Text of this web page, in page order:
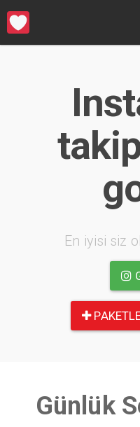
En iyisi siz
Günlük